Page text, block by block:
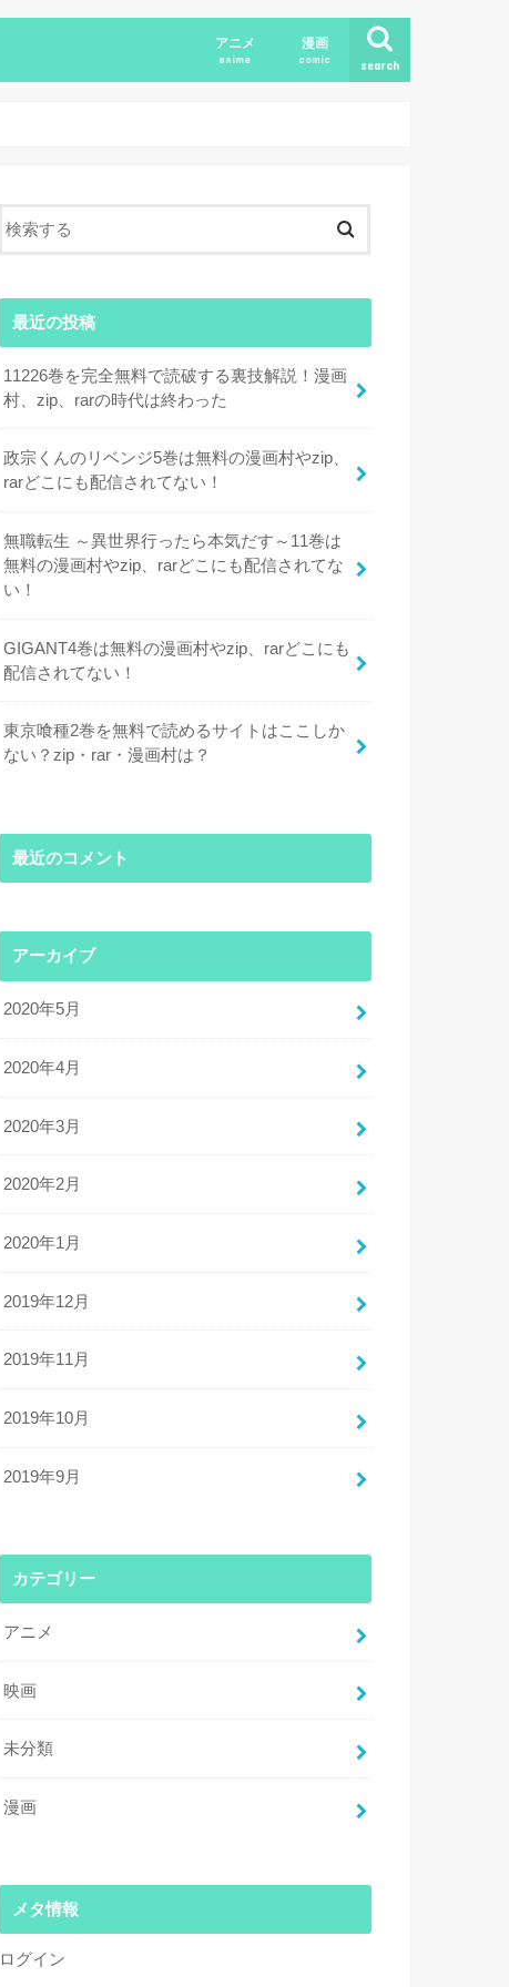
search
アニメ
anime
漫画
comic
最近の投稿
11226巻を完全無料で読破する裏技解説！漫画
村、zip、rarの時代は終わった
政宗くんのリベンジ5巻は無料の漫画村やzip、
rarどこにも配信されてない！
無職転生 ～異世界行ったら本気だす～11巻は
無料の漫画村やzip、rarどこにも配信されてな
い！
GIGANT4巻は無料の漫画村やzip、rarどこにも
配信されてない！
東京喰種2巻を無料で読めるサイトはここしか
ない？zip・rar・漫画村は？
最近のコメント
アーカイブ
2020年5月
2020年4月
2020年3月
2020年2月
2020年1月
2019年12月
2019年11月
2019年10月
2019年9月
カテゴリー
アニメ
映画
未分類
漫画
メタ情報
ログイン